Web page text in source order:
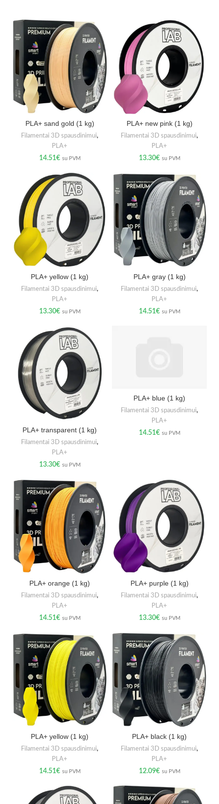
PLA+ sand gold (1 kg)
Filamentai 3D spausdinimui,
PLA+
14.51€ su PVM
PLA+ new pink (1 kg)
Filamentai 3D spausdinimui,
PLA+
13.30€ su PVM
PLA+ yellow (1 kg)
Filamentai 3D spausdinimui,
PLA+
13.30€ su PVM
PLA+ gray (1 kg)
Filamentai 3D spausdinimui,
PLA+
14.51€ su PVM
PLA+ transparent (1 kg)
Filamentai 3D spausdinimui,
PLA+
13.30€ su PVM
PLA+ blue (1 kg)
Filamentai 3D spausdinimui,
PLA+
14.51€ su PVM
PLA+ orange (1 kg)
Filamentai 3D spausdinimui,
PLA+
14.51€ su PVM
PLA+ purple (1 kg)
Filamentai 3D spausdinimui,
PLA+
13.30€ su PVM
PLA+ yellow (1 kg)
Filamentai 3D spausdinimui,
PLA+
14.51€ su PVM
PLA+ black (1 kg)
Filamentai 3D spausdinimui,
PLA+
12.09€ su PVM